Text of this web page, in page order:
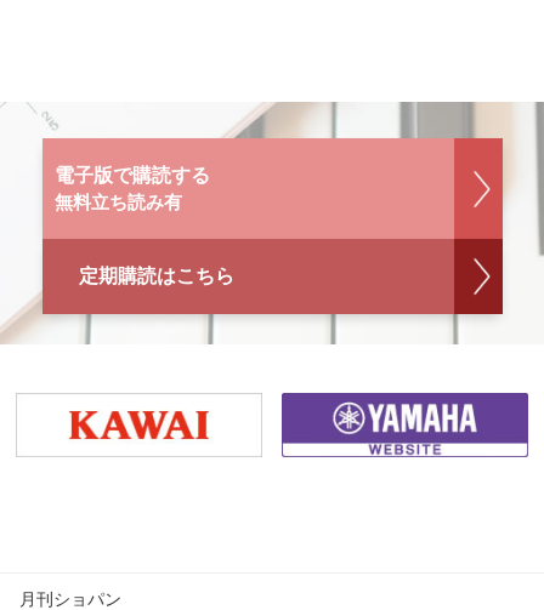
電子版で購読する
無料立ち読み有
定期購読はこちら
月刊ショパン